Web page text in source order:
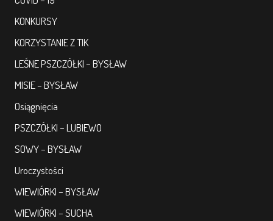
KONKURSY
KORZYSTANIE Z TIK
LEŚNE PSZCZÓŁKI – BYSŁAW
MISIE – BYSŁAW
Osiągnięcia
PSZCZÓŁKI – LUBIEWO
SOWY – BYSŁAW
Uroczystości
WIEWIÓRKI – BYSŁAW
WIEWIÓRKI – SUCHA